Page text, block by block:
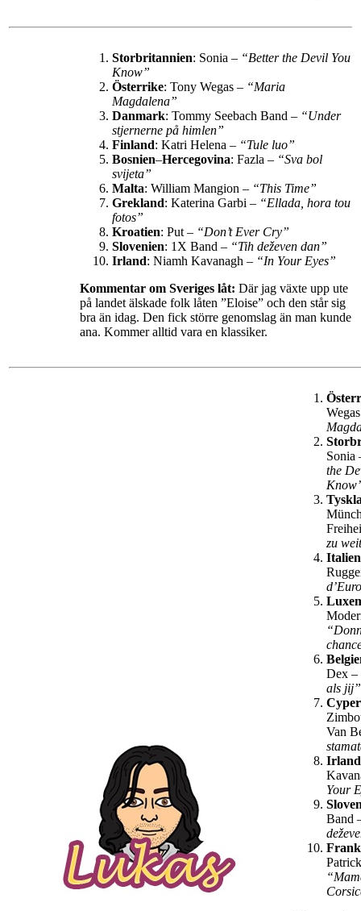
Storbritannien: Sonia – “Better the Devil You
Know”
Österrike: Tony Wegas – “Maria
Magdalena”
Danmark: Tommy Seebach Band – “Under
stjernerne på himlen”
Finland: Katri Helena – “Tule luo”
Bosnien–Hercegovina: Fazla – “Sva bol
svijeta”
Malta: William Mangion – “This Time”
Grekland: Katerina Garbi – “Ellada, hora tou
fotos”
Kroatien: Put – “Don’t Ever Cry”
Slovenien: 1X Band – “Tih deževen dan”
Irland: Niamh Kavanagh – “In Your Eyes”
Kommentar om Sveriges låt: Där jag växte upp ute
på landet älskade folk låten ”Eloise” och den står sig
bra än idag. Den fick större genomslag än man kunde
ana. Kommer alltid vara en klassiker.
Sonia
the
zu
Italien
Dex –
als
Van
Irland
Your
Band